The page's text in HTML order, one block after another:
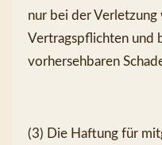
nur bei der Verletzung
Vertragspflichten und
vorhersehbaren
(3) Die Haftung für